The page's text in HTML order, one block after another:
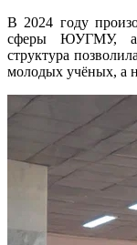
В 2024 году
сферы ЮУГМУ, а
структура
молодых учёных, а